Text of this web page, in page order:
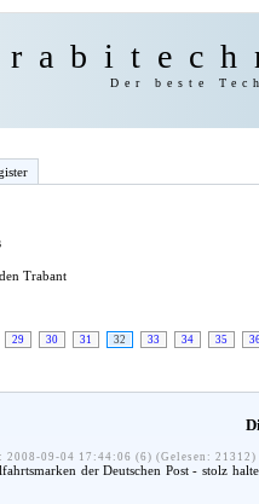
Der beste
Trabant
29 30 31 32 33 34 35
2008-09-04 17:44:06 (6) (Gelesen: 21312)
der Deutschen Post - stolz